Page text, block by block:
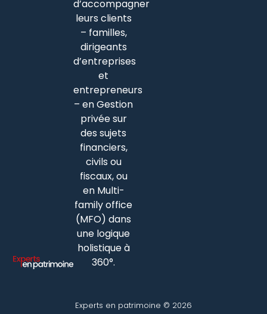
d’accompagner
leurs clients
– familles,
dirigeants
d’entreprises
et
entrepreneurs
– en Gestion
privée sur
des sujets
financiers,
civils ou
fiscaux, ou
en Multi-
family office
(MFO) dans
une logique
holistique à
360°.
Experts en patrimoine © 2026